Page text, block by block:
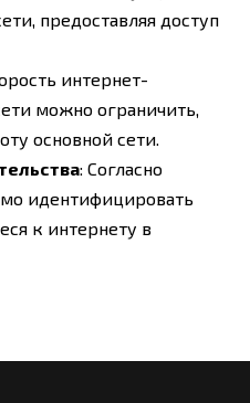
предоставляя доступ
интернет-
можно ограничить,
основной сети.
: Согласно
идентифицировать
к интернету в